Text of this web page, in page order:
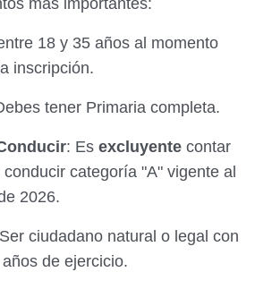
18 y 35 años al momento
inscripción.
tener Primaria completa.
: Es excluyente contar
categoría "A" vigente al
2026.
ciudadano natural o legal con
de ejercicio.